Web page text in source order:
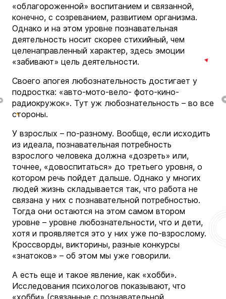
«облагороженной» воспитанием и связанной,
конечно, с созреванием, развитием организма.
Однако и на этом уровне познавательная
деятельность носит скорее стихийный, чем
целенаправленный характер, здесь эмоции
«забивают» цель деятельности.
Своего апогея любознательность достигает у
подростка: «авто-мото-вело- фото-кино-
радиокружок». Тут уж любознательность – во все
стороны.
У взрослых – по-разному. Вообще, если исходить
из идеала, познавательная потребность
взрослого человека должна «дозреть» или,
точнее, «довоспитаться» до третьего уровня, о
котором речь пойдет дальше. Однако у многих
людей жизнь складывается так, что работа не
связана у них с познавательной потребностью.
Тогда они остаются на этом самом втором
уровне – уровне любознательности, что и дети,
хотя и проявляется это у них уже по-взрослому.
Кроссворды, викторины, разные конкурсы
«знатоков» – об этом мы уже говорили.
А есть еще и такое явление, как «хобби».
Исследования психологов показывают, что
«хобби» (связанные с познавательной